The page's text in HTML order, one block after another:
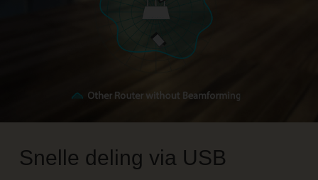
Snelle deling via USB